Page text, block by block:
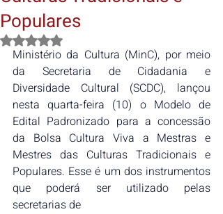
Populares
Avaliado com NaN de 5 estrelas.
Ministério da Cultura (MinC), por meio
da Secretaria de Cidadania e
Diversidade Cultural (SCDC), lançou
nesta quarta-feira (10) o Modelo de
Edital Padronizado para a concessão
da Bolsa Cultura Viva a Mestras e
Mestres das Culturas Tradicionais e
Populares. Esse é um dos instrumentos
que poderá ser utilizado pelas
secretarias de